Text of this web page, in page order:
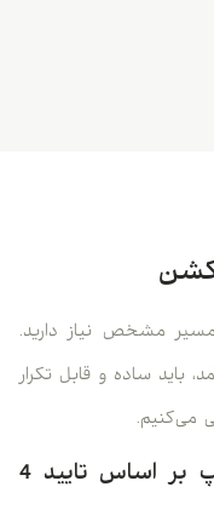
مشخص نیاز دارید.
باید ساده و قابل تکرار
می‌کنیم.
1. استراتژی پرایس اکشن اسکالپ بر اساس تایید 4